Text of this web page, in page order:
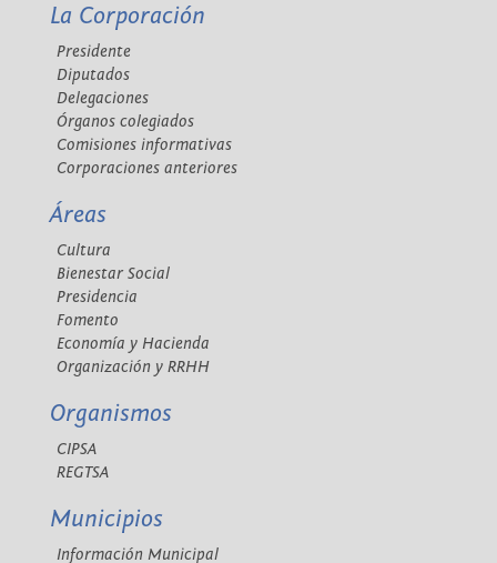
La Corporación
Presidente
Diputados
Delegaciones
Órganos colegiados
Comisiones informativas
Corporaciones anteriores
Áreas
Cultura
Bienestar Social
Presidencia
Fomento
Economía y Hacienda
Organización y RRHH
Organismos
CIPSA
REGTSA
Municipios
Información Municipal